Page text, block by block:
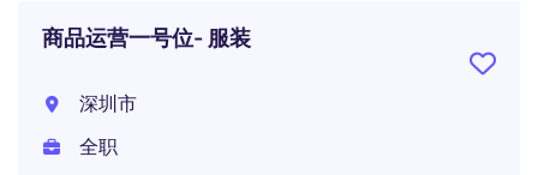
商品运营一号位- 服装
深圳市
全职